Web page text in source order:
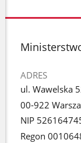
stopka
ADRES
ul. Wawelska
00-922
NIP
Regon